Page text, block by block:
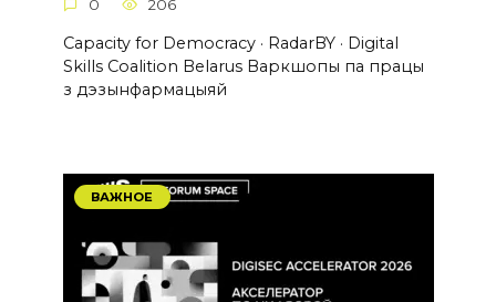
0 206
Capacity for Democracy · RadarBY · Digital
Skills Coalition Belarus Варкшопы па працы
з дэзынфармацыяй
ВАЖНОЕ